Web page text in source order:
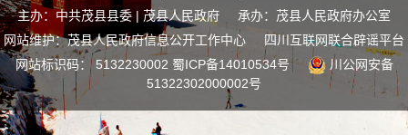
主办：中共茂县县委 | 茂县人民政府 承办：茂县人民政府办公室
网站维护：茂县人民政府信息公开工作中心
四川互联网联合辟谣平台
网站标识码： 5132230002 蜀ICP备14010534号
川公网安备
51322302000002号